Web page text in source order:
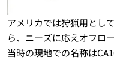
アメリカでは狩猟用とし
ら、ニーズに応えオフロ
当時の現地での名称は